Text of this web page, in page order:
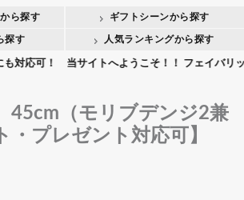
ら探す ギフトシーンから探す
探す 人気ランキングから探す
可！ 当サイトへようこそ！！ フェイバリッ
（モリブデンジ2兼
・プレゼント対応可】